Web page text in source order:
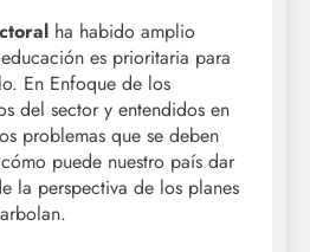
ha habido amplio
es prioritaria para
En Enfoque de los
del sector y entendidos en
problemas que se deben
puede nuestro país dar
la perspectiva de los planes